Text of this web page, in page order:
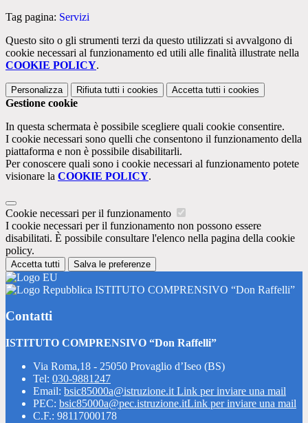
Tag pagina: Servizi
Questo sito o gli strumenti terzi da questo utilizzati si avvalgono di
cookie necessari al funzionamento ed utili alle finalità illustrate nella
COOKIE POLICY.
Personalizza Rifiuta tutti i cookies Accetta tutti i cookies
Gestione cookie
In questa schermata è possibile scegliere quali cookie consentire.
I cookie necessari sono quelli che consentono il funzionamento della
piattaforma e non è possibile disabilitarli.
Per conoscere quali sono i cookie necessari al funzionamento potete
visionare la COOKIE POLICY.
Cookie necessari per il funzionamento
I cookie necessari per il funzionamento non possono essere
disabilitati. È possibile consultare l'elenco nella pagina della cookie
policy.
Accetta tutti Salva le preferenze
ISTITUTO COMPRENSIVO “Don Raffelli”
Contatti
ISTITUTO COMPRENSIVO “Don Raffelli”
Via Roma,18 - 25050 Provaglio d’Iseo (BS)
Tel: 030-9881247
Email: bsic85000a@istruzione.it Link per inviare una mail
PEC: bsic85000a@pec.istruzione.itLink per inviare una mail
C.F.: 98117000178